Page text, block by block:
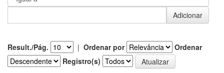
Result./Pág. | Ordenar por
Ordenar
Registro(s)